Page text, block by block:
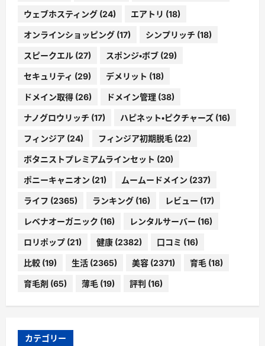
ウェブホスティング (24) エアトリ (18)
オンラインショッピング (17) シンプリッチ (18)
スピークエル (27) スポンジ・ボブ (29)
セキュリティ (29) デメリット (18)
ドメイン取得 (26) ドメイン管理 (38)
ナノグロウリッチ (17) ハピネット・ピクチャーズ (16)
フィンジア (24) フィンジア初期脱毛 (22)
ボタニストプレミアムラインセット (20)
ポニーキャニオン (21) ムームードメイン (237)
ライフ (2365) ランキング (16) レビュー (17)
レベナオーガニック (16) レンタルサーバー (16)
ロリポップ (21) 健康 (2382) 口コミ (16)
比較 (19) 生活 (2365) 美容 (2371) 育毛 (18)
育毛剤 (65) 薄毛 (19) 評判 (16)
カテゴリー